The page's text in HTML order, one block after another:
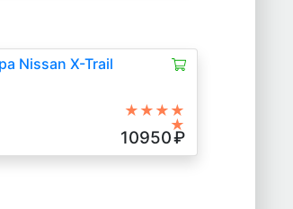
Nissan X-Trail
★★★★
★
10950₽